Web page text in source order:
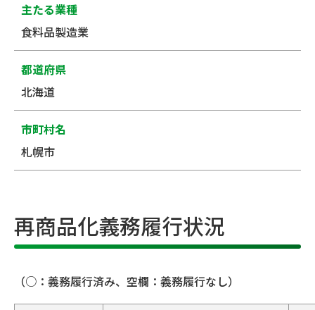
主たる業種
食料品製造業
都道府県
北海道
市町村名
札幌市
再商品化義務履行状況
（○：義務履行済み、空欄：義務履行なし）